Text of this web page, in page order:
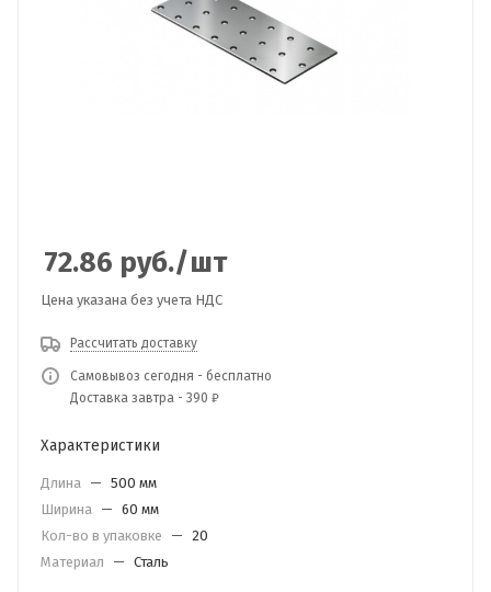
72.86 руб./шт
Цена указана без учета НДС
Рассчитать доставку
Самовывоз сегодня - бесплатно
Доставка завтра - 390 ₽
Характеристики
Длина — 500 мм
Ширина — 60 мм
Кол-во в упаковке
— 20
Материал
— Сталь